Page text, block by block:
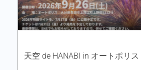
天空 de HANABI in オートポリス